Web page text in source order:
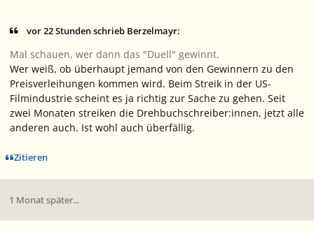
vor 22 Stunden schrieb Berzelmayr:
Mal schauen, wer dann das "Duell" gewinnt.
Wer weiß, ob überhaupt jemand von den Gewinnern zu den
Preisverleihungen kommen wird. Beim Streik in der US-
Filmindustrie scheint es ja richtig zur Sache zu gehen. Seit
zwei Monaten streiken die Drehbuchschreiber:innen, jetzt alle
anderen auch. Ist wohl auch überfällig.
Zitieren
1 Monat später...